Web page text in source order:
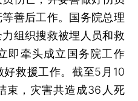
善后工作。国务院总理
组织搜救被埋人员和救
即牵头成立国务院工作
救援工作。截至5月10
束，灾害共造成36人死